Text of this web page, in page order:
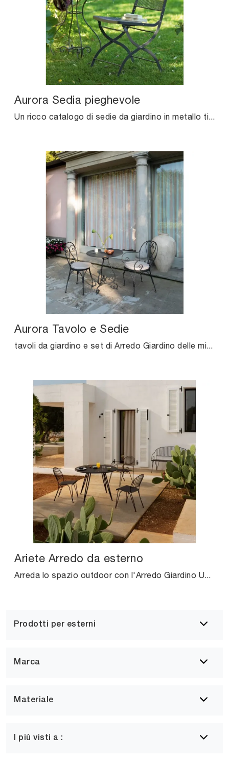
Prodotti per esterni
Marca
Materiale
I più visti a :
Aurora Sedia pieghevole
Un ricco catalogo di sedie da giardino in metallo ti sta aspettando nel nostro punto vendita: clicca e scopri il modello Aurora Sedia pieghevole di ...
Aurora Tavolo e Sedie
tavoli da giardino e set di Arredo Giardino delle migliori marche: ottieni informazioni sul modello Aurora Tavolo e Sedie di Unopiu, clicca subito!
Ariete Arredo da esterno
Arreda lo spazio outdoor con l'Arredo Giardino Unopiu! Set e poltroncine da giardino in metallo, come il modello Ariete Arredo da esterno, ti ...